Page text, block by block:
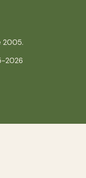
2005.
2026